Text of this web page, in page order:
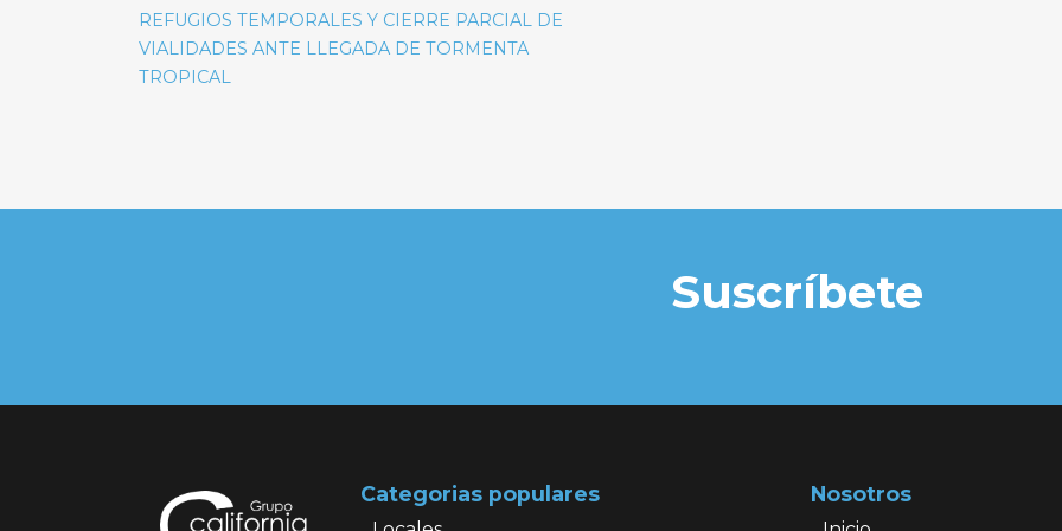
entradas
REFUGIOS TEMPORALES Y CIERRE PARCIAL DE
VIALIDADES ANTE LLEGADA DE TORMENTA
TROPICAL
Suscríbete
Categorias populares Nosotros